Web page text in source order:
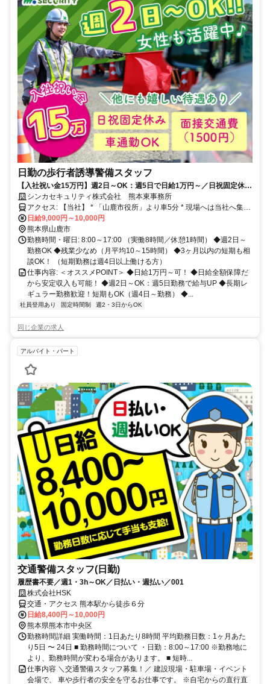
日勤の歩行者誘導警備スタッフ
【入社祝い金15万円】週2日～OK：週5日で日給1万円～／日祝固定休み
／未経験OK／WワークOK／日給全額保障／健康サポートあり
シンカセキュリティ株式会社 熊本東事務所
アクセス: 【当社】 * 「山鹿市役所」より車5分 * 現場へは当社へ集合
後、社用車で移動します。
日給9,000円～10,000円
熊本県山鹿市
勤務時間・曜日: 8:00～17:00 （実働8時間／休憩1時間） ◆週2日～
勤務OK ◆残業少なめ（月平均10～15時間） ◆3ヶ月以内の短期も相
談OK！ （短期勤務は週4日以上働ける方）
仕事内容: ＜オススメPOINT＞ ◆日給1万円～可！ ◆日給全額保障だ
から安定収入も可能！ ◆週2日～OK：週5日勤務で給与UP ◆長期レ
ギュラー勤務歓迎！短期もOK（週4日～勤務） ◆...
社員登用あり 固定時間制 週2・3日からOK
同じ企業の求人
アルバイト・パート
交通警備スタッフ(日勤)
履歴書不要／週1・3h～OK／日払い・週払い／001
株式会社HSK
交通・アクセス 熊本駅から徒歩６分
日給8,400円～10,000円
熊本県熊本市中央区
勤務時間詳細 実働時間：1日あたり8時間 平均勤務日数：1ヶ月あた
り5日 〜 24日 ■ 勤務時間について ・日勤：8:00～17:00 ※勤務地に
より、勤務時間が変わる場合があります。 ■ 短時...
仕事内容 ＼交通警備スタッフ募集！／ 建設現場・駐車場・イベント
会場で、 車や歩行者の安全を守るお仕事です。 ※自宅からの直行直